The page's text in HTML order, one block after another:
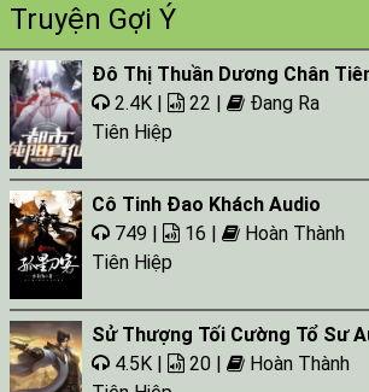
Tap 026
Tap 027
Tap 028
Tap 029
Tap 030
Tap 031
Tap 032
Tap 033
Tap 034
Truyện Gợi Ý
Đô Thị Thuần Dương Chân
2.4K |
22 |
Đang Ra
Tiên Hiệp
Cô Tinh Đao Khách Audio
749 |
16 |
Hoàn Thành
Tiên Hiệp
Sử Thượng Tối Cường Tổ Sư
4.5K |
20 |
Hoàn Thành